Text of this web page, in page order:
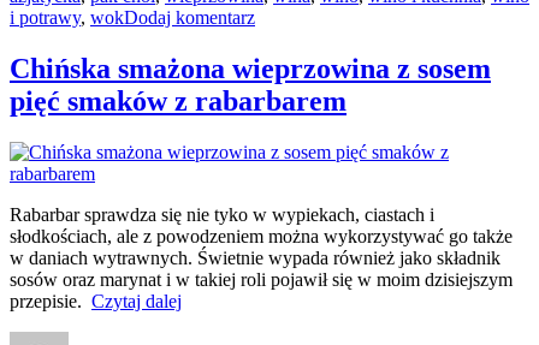
pak
mieloną
wieprzowiną,
sosem
i
i potrawy, wokDodaj komentarzdo
stir-
fry
z
pak
choy,
wieprzowiną,
sosem
sojowym
i
Chińska smażona wieprzowina z sosem
pięć smaków z rabarbarem
Rabarbar sprawdza się nie tyko w wypiekach, ciastach i
słodkościach, ale z powodzeniem można wykorzystywać go także
w daniach wytrawnych. Świetnie wypada również jako składnik
sosów oraz marynat i w takiej roli pojawił się w moim dzisiejszym
przepisie. Czytaj dalej